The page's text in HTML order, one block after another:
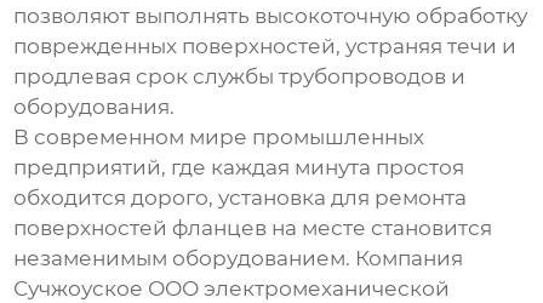
позволяют выполнять высокоточную обработку
поврежденных поверхностей, устраняя течи и
продлевая срок службы трубопроводов и
оборудования.
В современном мире промышленных
предприятий, где каждая минута простоя
обходится дорого,установка для ремонта
поверхностей фланцев на месте становится
незаменимым оборудованием. Компания
Сучжоуское ООО электромеханической